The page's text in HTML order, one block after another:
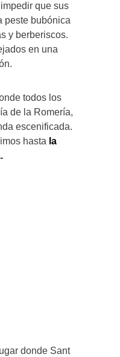
que sus
peste bubónica
y berberiscos.
en una
todos los
de la Romería,
escenificada.
hasta la
donde Sant